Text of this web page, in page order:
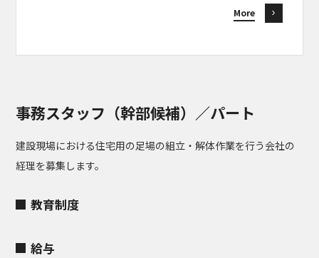
More
事務スタッフ（幹部候補）／パート
建設現場における住宅用の足場の組立・解体作業を行う会社の
経理を募集します。
教育制度
給与